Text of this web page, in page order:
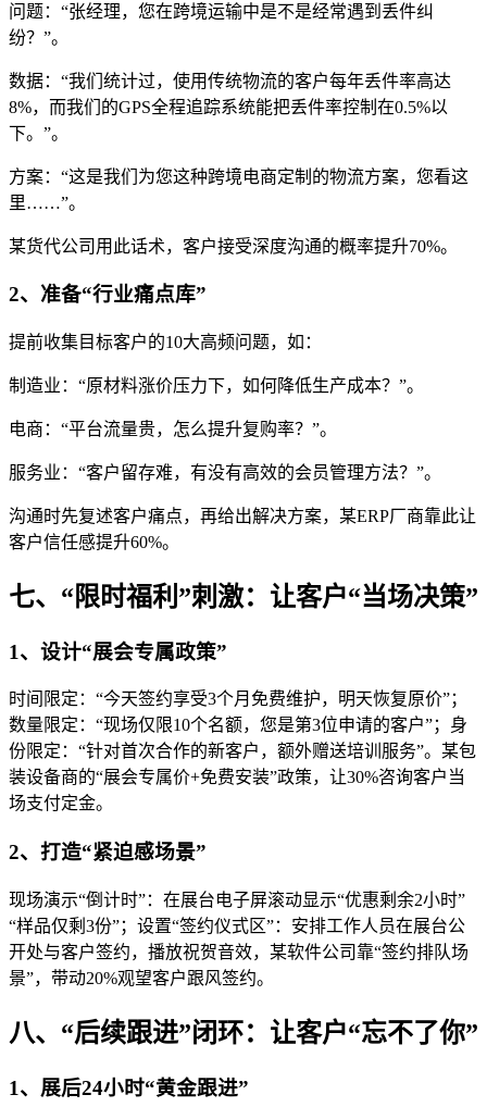
问题：“张经理，您在跨境运输中是不是经常遇到丢件纠
纷？”。
数据：“我们统计过，使用传统物流的客户每年丢件率高达
8%，而我们的GPS全程追踪系统能把丢件率控制在0.5%以
下。”。
方案：“这是我们为您这种跨境电商定制的物流方案，您看这
里……”。
某货代公司用此话术，客户接受深度沟通的概率提升70%。
2、准备“行业痛点库”
提前收集目标客户的10大高频问题，如：
制造业：“原材料涨价压力下，如何降低生产成本？”。
电商：“平台流量贵，怎么提升复购率？”。
服务业：“客户留存难，有没有高效的会员管理方法？”。
沟通时先复述客户痛点，再给出解决方案，某ERP厂商靠此让
客户信任感提升60%。
七、“限时福利”刺激：让客户“当场决策”
1、设计“展会专属政策”
时间限定：“今天签约享受3个月免费维护，明天恢复原价”；
数量限定：“现场仅限10个名额，您是第3位申请的客户”；身
份限定：“针对首次合作的新客户，额外赠送培训服务”。某包
装设备商的“展会专属价+免费安装”政策，让30%咨询客户当
场支付定金。
2、打造“紧迫感场景”
现场演示“倒计时”：在展台电子屏滚动显示“优惠剩余2小时”
“样品仅剩3份”；设置“签约仪式区”：安排工作人员在展台公
开处与客户签约，播放祝贺音效，某软件公司靠“签约排队场
景”，带动20%观望客户跟风签约。
八、“后续跟进”闭环：让客户“忘不了你”
1、展后24小时“黄金跟进”